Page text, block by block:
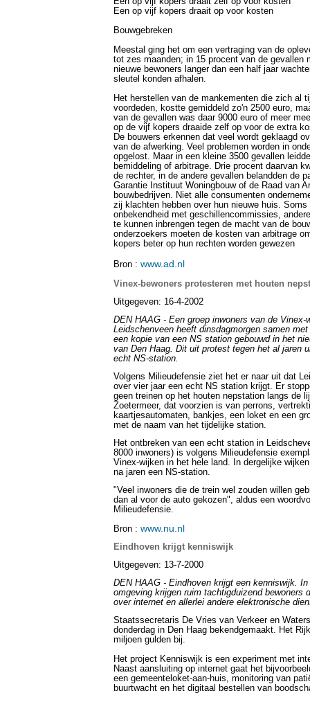
Een op vijf kopers draait op voor kosten
Bouwgebreken
Meestal ging het om een vertraging van de
tot zes maanden; in 15 procent van de gevallen
nieuwe bewoners langer dan een half jaar
sleutel konden afhalen.
Het herstellen van de mankementen die zich al
voordeden, kostte gemiddeld zo'n 2500 euro,
van de gevallen was daar 9000 euro of meer
op de vijf kopers draaide zelf op voor de extra
De bouwers erkennen dat veel wordt geklaagd
van de afwerking. Veel problemen worden in
opgelost. Maar in een kleine 3500 gevallen
bemiddeling of arbitrage. Drie procent daarvan
de rechter, in de andere gevallen belandden de
Garantie Instituut Woningbouw of de Raad van
bouwbedrijven. Niet alle consumenten
zij klachten hebben over hun nieuwe huis.
onbekendheid met geschillencommissies,
te kunnen inbrengen tegen de macht van de
onderzoekers moeten de kosten van arbitrage
kopers beter op hun rechten worden gewezen
Bron : www.ad.nl
Vinex-bewoners protesteren met houten
Uitgegeven: 16-4-2002
DEN HAAG - Een groep inwoners van de Vinex-
Leidschenveen heeft dinsdagmorgen samen
een kopie van een NS station gebouwd in het
van Den Haag. Dit uit protest tegen het al jaren
echt NS-station.
Volgens Milieudefensie ziet het er naar uit dat
over vier jaar een echt NS station krijgt. Er
geen treinen op het houten nepstation langs de
Zoetermeer, dat voorzien is van perrons,
kaartjesautomaten, bankjes, een loket en een
met de naam van het tijdelijke station.
Het ontbreken van een echt station in
8000 inwoners) is volgens Milieudefensie
Vinex-wijken in het hele land. In dergelijke
na jaren een NS-station.
"Veel inwoners die de trein wel zouden willen
dan al voor de auto gekozen", aldus een
Milieudefensie.
Bron : www.nu.nl
Eindhoven krijgt kenniswijk
Uitgegeven: 13-7-2000
DEN HAAG - Eindhoven krijgt een kenniswijk.
omgeving krijgen ruim tachtigduizend bewoners
over internet en allerlei andere elektronische
Staatssecretaris De Vries van Verkeer en
donderdag in Den Haag bekendgemaakt. Het
miljoen gulden bij.
Het project Kenniswijk is een experiment met
Naast aansluiting op internet gaat het
een gemeenteloket-aan-huis, monitoring van
buurtwacht en het digitaal bestellen van